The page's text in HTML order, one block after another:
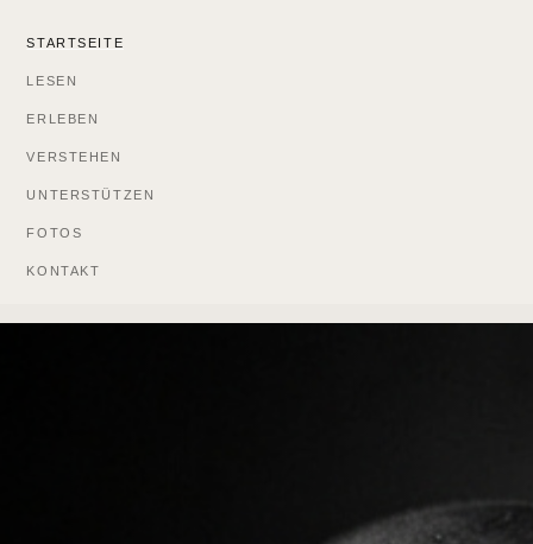
STARTSEITE
LESEN
ERLEBEN
VERSTEHEN
UNTERSTÜTZEN
FOTOS
KONTAKT